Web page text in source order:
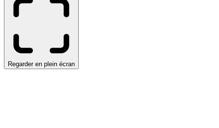
Regarder en plein écran